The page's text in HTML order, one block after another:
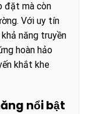
đặt mà còn
Với uy tín
năng truyền
hoàn hảo
khắt khe
nổi bật